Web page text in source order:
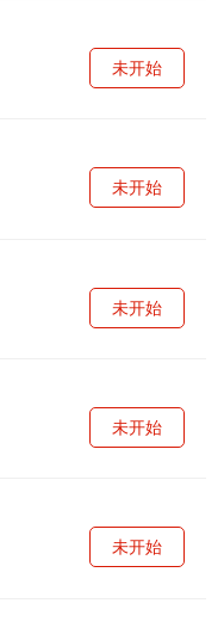
未开始
未开始
未开始
未开始
未开始